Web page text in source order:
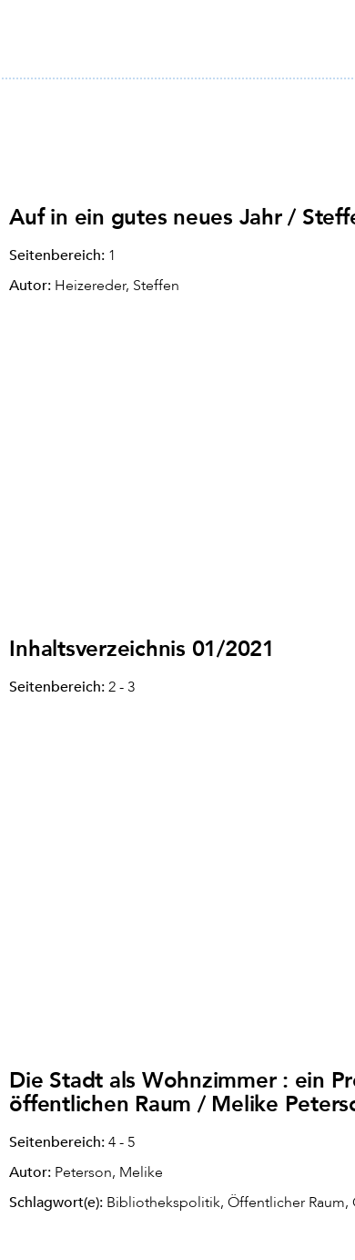
Auf in ein gutes neues Jahr /
Seitenbereich: 1
Autor: Heizereder, Steffen
Inhaltsverzeichnis 01/2021
Seitenbereich:2 - 3
Die Stadt als Wohnzimmer : ein
öffentlichen Raum / Melike
Seitenbereich:4 - 5
Autor: Peterson, Melike
Schlagwort(e): Bibliothekspolitik, Öffentlicher Raum,